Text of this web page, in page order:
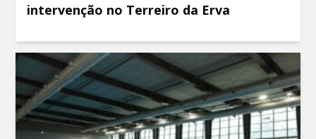
intervenção no Terreiro da Erva